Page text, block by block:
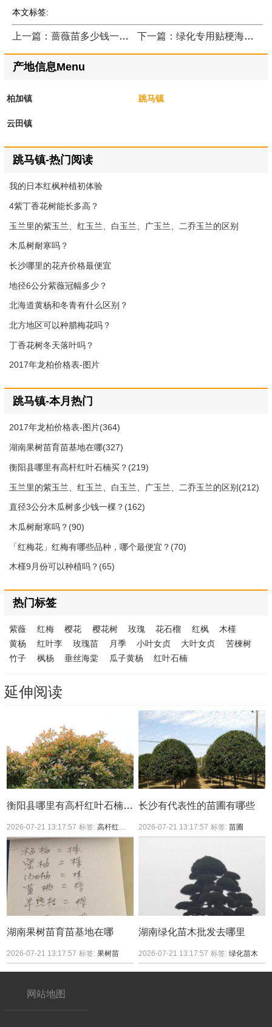
本文标签:
上一篇：蔷薇苗多少钱一棵？ 下一篇：绿化专用贴梗海棠报价哪家便宜？
产地信息Menu
柏加镇 跳马镇
云田镇
跳马镇-热门阅读
我的日本红枫种植初体验
4紫丁香花树能长多高？
玉兰里的紫玉兰、红玉兰、白玉兰、广玉兰、二乔玉兰的区别
木瓜树耐寒吗？
长沙哪里的花卉价格最便宜
地径6公分紫薇冠幅多少？
北海道黄杨和冬青有什么区别？
北方地区可以种腊梅花吗？
丁香花树冬天落叶吗？
2017年龙柏价格表-图片
跳马镇-本月热门
2017年龙柏价格表-图片(364)
湖南果树苗育苗基地在哪(327)
衡阳县哪里有高杆红叶石楠买？(219)
玉兰里的紫玉兰、红玉兰、白玉兰、广玉兰、二乔玉兰的区别(212)
直径3公分木瓜树多少钱一棵？(162)
木瓜树耐寒吗？(90)
「红梅花」红梅有哪些品种，哪个最便宜？(70)
木槿9月份可以种植吗？(65)
热门标签
紫薇 红梅 樱花 樱花树 玫瑰 花石榴 红枫
木槿
黄杨
红叶李 玫瑰苗 月季 小叶女贞 大叶女贞
苦楝树
竹子
枫杨 垂丝海棠 瓜子黄杨 红叶石楠
延伸阅读
衡阳县哪里有高杆红叶石楠买？
2026-07-21 13:17:57 标签:高杆红叶石楠
长沙有代表性的苗圃有哪些
2026-07-21 13:17:57 标签:苗圃
湖南果树苗育苗基地在哪
2026-07-21 13:17:57 标签:果树苗
湖南绿化苗木批发去哪里
2026-07-21 13:17:57 标签:绿化苗木
网站地图